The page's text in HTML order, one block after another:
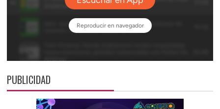
PUBLICIDAD